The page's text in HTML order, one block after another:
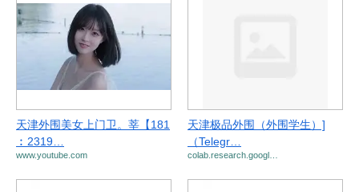
天津外围美女上门卫。莘【181
︰2319…
www.youtube.com
天津极品外围（外围学生）]
（Telegr…
colab.research.googl…